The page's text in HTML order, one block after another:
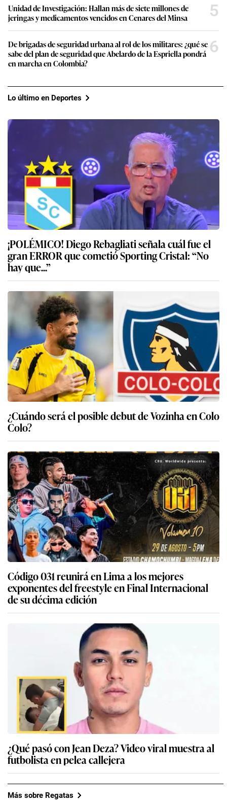
Unidad de Investigación: Hallan más de siete millones de
jeringas y medicamentos vencidos en Cenares del Minsa
5
De brigadas de seguridad urbana al rol de los militares: ¿qué se
sabe del plan de seguridad que Abelardo de la Espriella pondrá
en marcha en Colombia?
6
Lo último en Deportes
¡POLÉMICO! Diego Rebagliati señala cuál fue el
gran ERROR que cometió Sporting Cristal: “No
hay que...”
¿Cuándo será el posible debut de Vozinha en Colo
Colo?
Código 031 reunirá en Lima a los mejores
exponentes del freestyle en Final Internacional
de su décima edición
¿Qué pasó con Jean Deza? Video viral muestra al
futbolista en pelea callejera
Más sobre Regatas